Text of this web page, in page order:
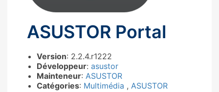
ASUSTOR Portal
Version: 2.2.4.r1222
Développeur: asustor
Mainteneur: ASUSTOR
Catégories: Multimédia , ASUSTOR